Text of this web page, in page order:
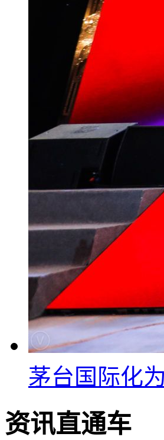
茅台国际化
资讯直通车